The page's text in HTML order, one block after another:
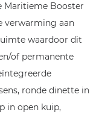
Maritieme Booster
verwarming aan
waardoor dit
of permanente
ronde dinette in
in open kuip,